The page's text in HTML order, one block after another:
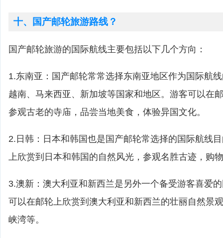
十、国产邮轮旅游路线？
国产邮轮旅游的国际航线主要包括以下几个方向：
1.东南亚：国产邮轮常常选择东南亚地区作为国际航
越南、马来西亚、新加坡等国家和地区。游客可以在
参观古老的寺庙，品尝当地美食，体验异国文化。
2.日韩：日本和韩国也是国产邮轮常选择的国际航线
上欣赏到日本和韩国的自然风光，参观名胜古迹，购
3.澳新：澳大利亚和新西兰是另外一个备受游客喜爱
可以在邮轮上欣赏到澳大利亚和新西兰的壮丽自然景
峡湾等。